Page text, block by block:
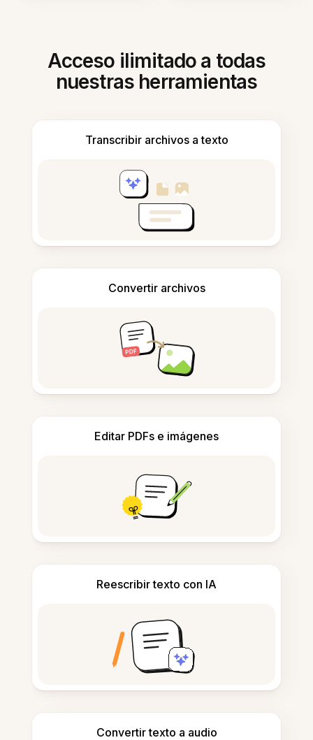
Acceso ilimitado a todas
nuestras herramientas
Transcribir archivos a texto
Convertir archivos
Editar PDFs e imágenes
Reescribir texto con IA
Convertir texto a audio